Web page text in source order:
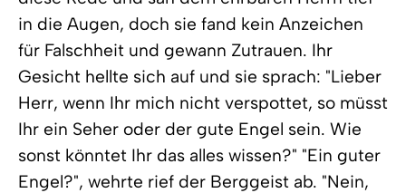
in die Augen, doch sie fand kein Anzeichen
für Falschheit und gewann Zutrauen. Ihr
Gesicht hellte sich auf und sie sprach: "Lieber
Herr, wenn Ihr mich nicht verspottet, so müsst
Ihr ein Seher oder der gute Engel sein. Wie
sonst könntet Ihr das alles wissen?" "Ein guter
Engel?", wehrte rief der Berggeist ab. "Nein,